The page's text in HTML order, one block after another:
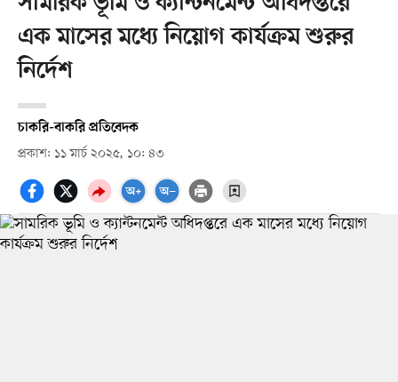
এক মাসের মধ্যে নিয়োগ কার্যক্রম শুরুর
নির্দেশ
চাকরি-বাকরি প্রতিবেদক
প্রকাশ: ১১ মার্চ ২০২৫, ১০: ৪৩